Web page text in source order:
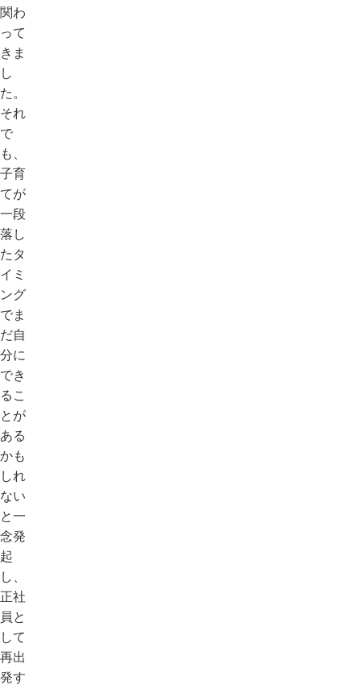
関わ
って
きま
し
た。
それ
で
も、
子育
てが
一段
落し
たタ
イミ
ング
でま
だ自
分に
でき
るこ
とが
ある
かも
しれ
ない
と一
念発
起
し、
正社
員と
して
再出
発す